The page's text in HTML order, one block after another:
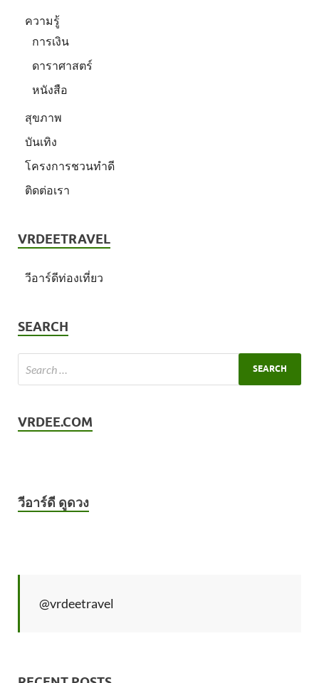
ความรู้
การเงิน
ดาราศาสตร์
หนังสือ
สุขภาพ
บันเทิง
โครงการชวนทำดี
ติดต่อเรา
VRDEETRAVEL
วีอาร์ดีท่องเที่ยว
SEARCH
VRDEE.COM
วีอาร์ดี ดูดวง
@vrdeetravel